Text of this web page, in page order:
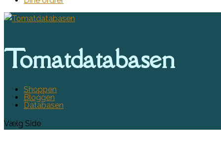
Tomatdatabasen
Shoppen
Bloggen
Databasen
Vælg Side